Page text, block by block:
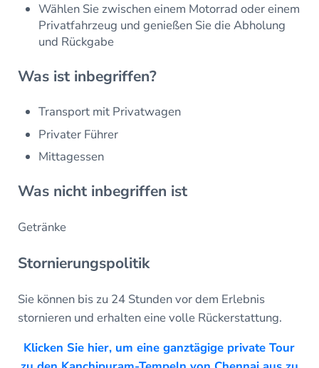
Wählen Sie zwischen einem Motorrad oder einem
Privatfahrzeug und genießen Sie die Abholung
und Rückgabe
Was ist inbegriffen?
Transport mit Privatwagen
Privater Führer
Mittagessen
Was nicht inbegriffen ist
Getränke
Stornierungspolitik
Sie können bis zu 24 Stunden vor dem Erlebnis
stornieren und erhalten eine volle Rückerstattung.
Klicken Sie hier, um eine ganztägige private Tour